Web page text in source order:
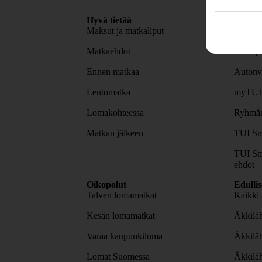
Hyvä tietää
Maksut ja matkaliput
Matkaehdot
Ennen matkaa
Lentomatka
Lomakohteessa
Matkan jälkeen
TUI-
myTUI
TUI
TUI
ehdot
Oikopolut
Talven lomamatkat
Kesän lomamatkat
Varaa kaupunkiloma
Lomat Suomessa
Kaikki